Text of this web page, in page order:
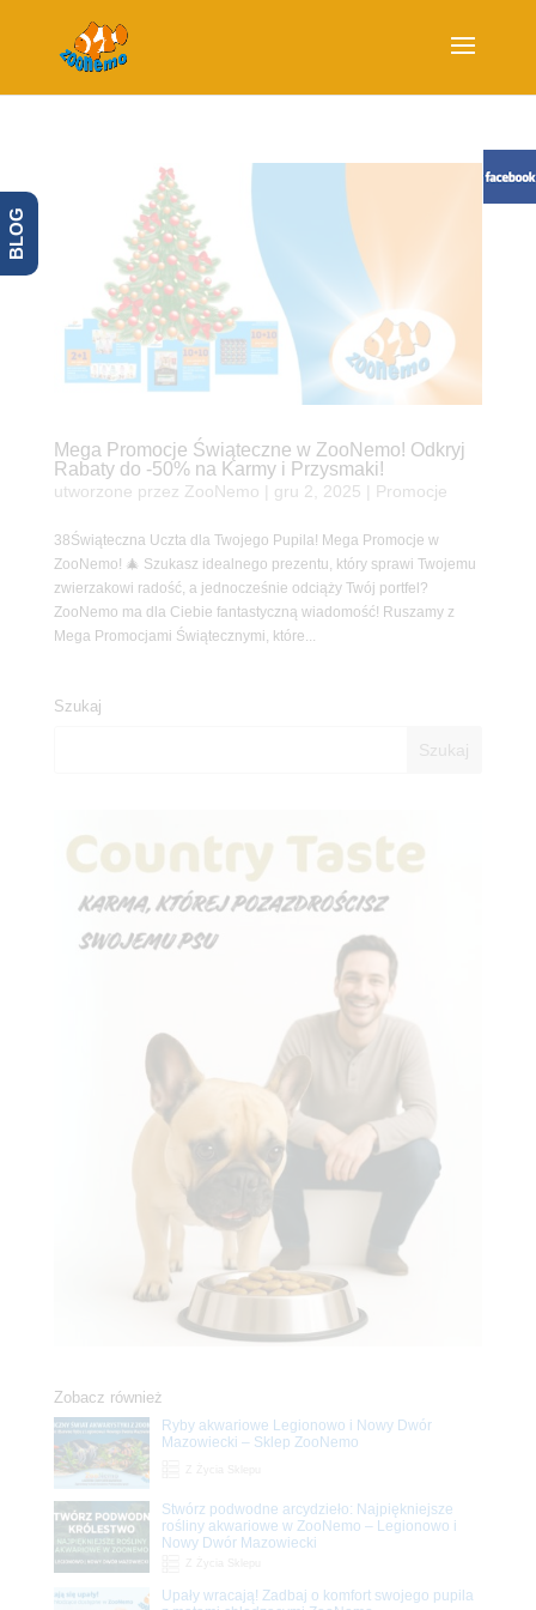
Mega Promocje Świąteczne w ZooNemo! Odkryj
Rabaty do -50% na Karmy i Przysmaki!
utworzone przez ZooNemo gru 2, 2025 Promocje
38Świąteczna Uczta dla Twojego Pupila! Mega Promocje w
ZooNemo! 🎄 Szukasz idealnego prezentu, który sprawi Twojemu
zwierzakowi radość, a jednocześnie odciąży Twój portfel?
ZooNemo ma dla Ciebie fantastyczną wiadomość! Ruszamy z
Mega Promocjami Świątecznymi, które...
Szukaj
Zobacz również
Ryby akwariowe Legionowo i Nowy Dwór
Mazowiecki – Sklep ZooNemo
Stwórz podwodne arcydzieło: Najpiękniejsze
rośliny akwariowe w ZooNemo – Legionowo i
Nowy Dwór Mazowiecki
Upały wracają! Zadbaj o komfort swojego pupila
BLOG